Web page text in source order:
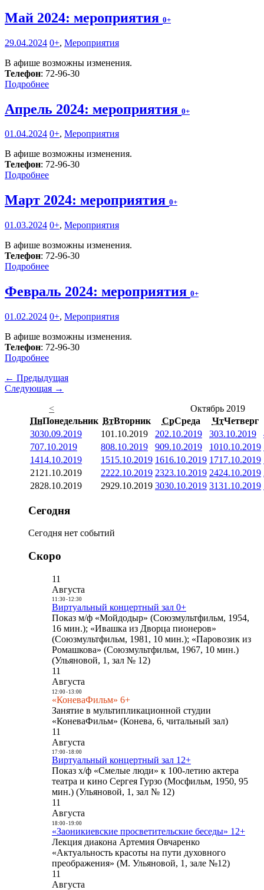
Май 2024: мероприятия 0+
29.04.2024 0+, Мероприятия
В афише возможны изменения.
Телефон: 72-96-30
Подробнее
Апрель 2024: мероприятия 0+
01.04.2024 0+, Мероприятия
В афише возможны изменения.
Телефон: 72-96-30
Подробнее
Март 2024: мероприятия 0+
01.03.2024 0+, Мероприятия
В афише возможны изменения.
Телефон: 72-96-30
Подробнее
Февраль 2024: мероприятия 0+
01.02.2024 0+, Мероприятия
В афише возможны изменения.
Телефон: 72-96-30
Подробнее
← Предыдущая
Следующая →
<
Октябрь 2019
ПнПонедельник ВтВторник СрСреда ЧтЧетверг
3030.09.2019 101.10.2019 202.10.2019 303.10.2019
707.10.2019 808.10.2019 909.10.2019 1010.10.2019
1414.10.2019 1515.10.2019 1616.10.2019 1717.10.2019
21 21.10.2019 2222.10.2019 2323.10.2019 2424.10.2019
2828.10.2019 2929.10.2019 3030.10.2019 3131.10.2019
Сегодня
Сегодня нет событий
Скоро
11
Августа
11:30- 12:30
Виртуальный концертный зал 0+
Показ м/ф «Мойдодыр» (Союзмультфильм, 1954,
16 мин.); «Ивашка из Дворца пионеров»
(Союзмультфильм, 1981, 10 мин.); «Паровозик из
Ромашкова» (Союзмультфильм, 1967, 10 мин.)
(Ульяновой, 1, зал № 12)
11
Августа
12:00- 13:00
«КоневаФильм» 6+
Занятие в мультипликационной студии
«КоневаФильм» (Конева, 6, читальный зал)
11
Августа
17:00- 18:00
Виртуальный концертный зал 12+
Показ х/ф «Смелые люди» к 100-летию актера
театра и кино Сергея Гурзо (Мосфильм, 1950, 95
мин.) (Ульяновой, 1, зал № 12)
11
Августа
18:00- 19:00
«Заоникиевские просветительские беседы» 12+
Лекция диакона Артемия Овчаренко
«Актуальность красоты на пути духовного
преображения» (М. Ульяновой, 1, зале №12)
11
Августа